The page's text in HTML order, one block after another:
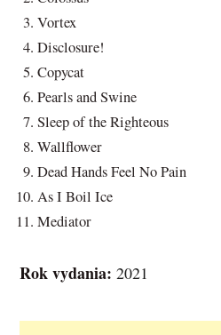
Vortex
Disclosure!
Copycat
Pearls and Swine
Sleep of the Righteous
Wallflower
Dead Hands Feel No Pain
As I Boil Ice
Mediator
Rok vydania: 2021